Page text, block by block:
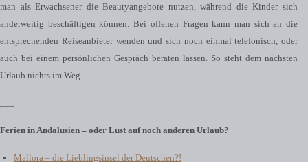
man als Erwachsener die Beautyangebote nutzen, während die Kinder sich
anderweitig beschäftigen können. Bei offenen Fragen kann man sich an die
entsprechenden Reiseanbieter wenden und sich noch einmal telefonisch, oder
auch bei einem persönlichen Gespräch beraten lassen. So steht dem nächsten
Urlaub nichts im Weg.
Ferien in Andalusien – oder Lust auf noch anderen Urlaub?
Mallora – die Lieblingsinsel der Deutschen?!